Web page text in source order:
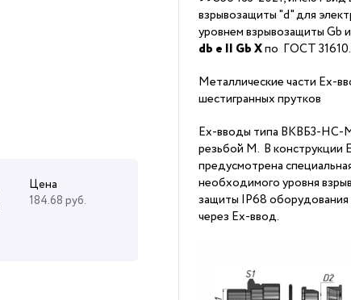
Цена
184.68 руб.
взрывозащиты "d" для
уровнем взрывозащиты Gb
db е II Gb Xпо ГОСТ
Металлические части Ex-
шестигранных прутков
Ex-вводы типа ВКВБ3-НС-
резьбой M. В конструкции
предусмотрена
необходимого уровня
защиты IP68
через Ex-ввод.